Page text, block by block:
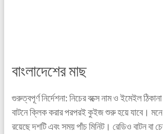
বাংলাদেশের মাছ
গুরুত্বপূর্ণ নির্দেশনা: নিচের বক্সে নাম ও ইমেইল
বাটনে ক্লিক করার পরপরই কুইজ শুরু হয়ে যাবে।
রয়েছে দশটি এবং সময় পাঁচ মিনিট। রেডিও বাটন বা